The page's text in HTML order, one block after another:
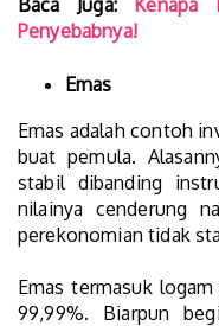
Baca Juga: Kenapa
Penyebabnya!
Emas
Emas adalah contoh
buat pemula.
stabil dibanding
nilainya cenderung
perekonomian tidak
Emas termasuk
99,99%.
Biarpun